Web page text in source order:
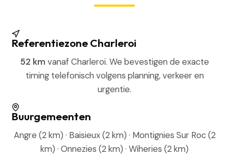
Referentiezone Charleroi
52 km vanaf Charleroi. We bevestigen de exacte
timing telefonisch volgens planning, verkeer en
urgentie.
Buurgemeenten
Angre (2 km) · Baisieux (2 km) · Montignies Sur Roc (2
km) · Onnezies (2 km) · Wiheries (2 km)